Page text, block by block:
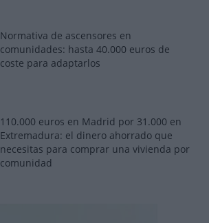
Normativa de ascensores en
comunidades: hasta 40.000 euros de
coste para adaptarlos
110.000 euros en Madrid por 31.000 en
Extremadura: el dinero ahorrado que
necesitas para comprar una vivienda por
comunidad